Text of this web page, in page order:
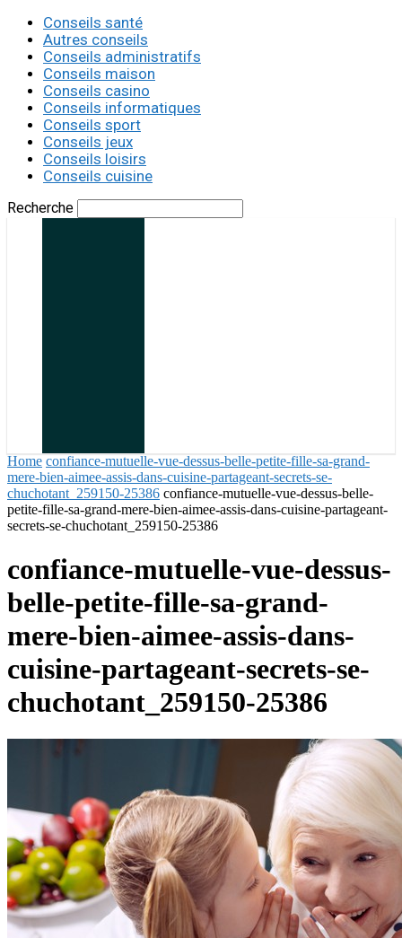
Conseils santé
Autres conseils
Conseils administratifs
Conseils maison
Conseils casino
Conseils informatiques
Conseils sport
Conseils jeux
Conseils loisirs
Conseils cuisine
Recherche
Home confiance-mutuelle-vue-dessus-belle-petite-fille-sa-grand-
mere-bien-aimee-assis-dans-cuisine-partageant-secrets-se-
chuchotant_259150-25386 confiance-mutuelle-vue-dessus-belle-
petite-fille-sa-grand-mere-bien-aimee-assis-dans-cuisine-partageant-
secrets-se-chuchotant_259150-25386
confiance-mutuelle-vue-dessus-
belle-petite-fille-sa-grand-
mere-bien-aimee-assis-dans-
cuisine-partageant-secrets-se-
chuchotant_259150-25386